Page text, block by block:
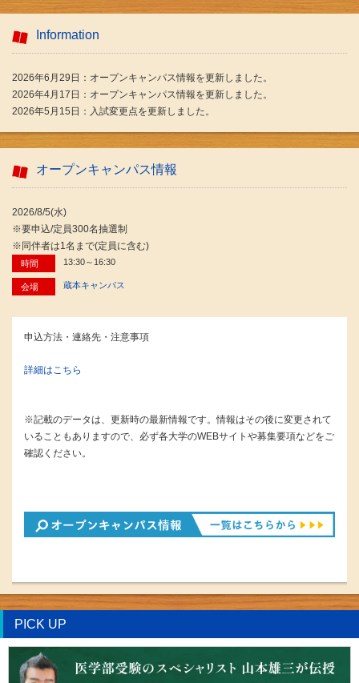
Information
2026年6月29日：オープンキャンパス情報を更新しました。
2026年4月17日：オープンキャンパス情報を更新しました。
2026年5月15日：入試変更点を更新しました。
オープンキャンパス情報
2026/8/5(水)
※要申込/定員300名抽選制
※同伴者は1名まで(定員に含む)
時間 13:30～16:30
会場 蔵本キャンパス
申込方法・連絡先・注意事項
詳細はこちら
※記載のデータは、更新時の最新情報です。情報はその後に変更されて
いることもありますので、必ず各大学のWEBサイトや募集要項などをご
確認ください。
PICK UP